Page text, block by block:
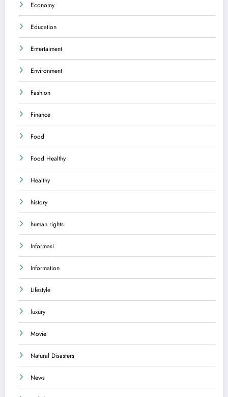
Economy
Education
Entertaiment
Environment
Fashion
Finance
Food
Food Healthy
Healthy
history
human rights
Informasi
Information
Lifestyle
luxury
Movie
Natural Disasters
News